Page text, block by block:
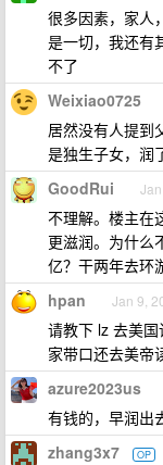
很多因素，家人
是一切，我还有
不了
Weixiao0725
居然没有人提到
是独生子女，润
GoodRui
不理解。楼主在
更滋润。为什么
亿？干两年去环
hpan Jan 9,
请教下 lz 去美
家带口还去美帝
azure2023us
有钱的，早润出
zhang3x7 OP